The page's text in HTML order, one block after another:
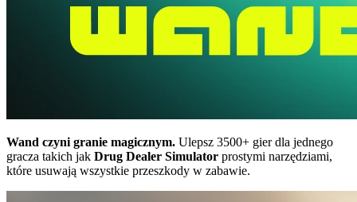
Wand czyni granie magicznym. Ulepsz 3500+ gier dla jednego
gracza takich jak Drug Dealer Simulator prostymi narzędziami,
które usuwają wszystkie przeszkody w zabawie.